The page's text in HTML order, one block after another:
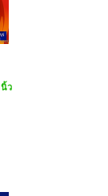
นิ้ว